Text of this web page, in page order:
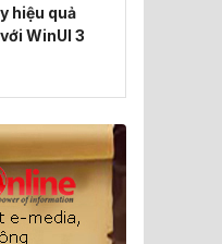
hiệu quả
WinUI 3